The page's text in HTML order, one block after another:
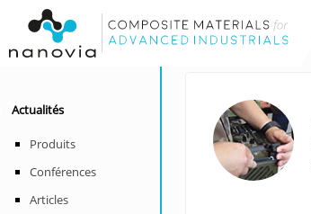
Actualités
Produits
Conférences
Articles